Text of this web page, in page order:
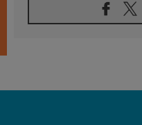
08.08.2026
León XIV
07.08.2026